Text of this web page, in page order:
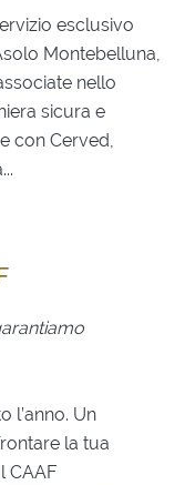
esclusivo
Montebelluna,
nello
sicura e
con Cerved,
l’anno. Un
la tua
CAAF